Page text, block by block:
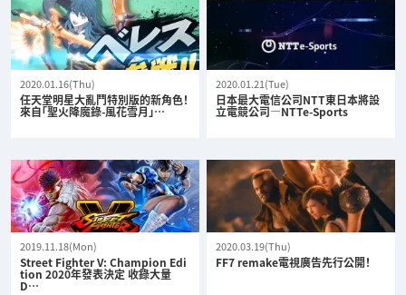
2020.01.16(Thu)
任天堂明星大亂鬥特別版的新角色！
來自「聖火降魔錄-風花雪月」…
2020.01.21(Tue)
日本最大電信公司NTT東日本將設
立電競公司—NTTe-Sports
2019.11.18(Mon)
Street Fighter V: Champion Edi
tion 2020年發表決定 收錄大量
D…
2020.03.19(Thu)
FF7 remake電視廣告先行公開！